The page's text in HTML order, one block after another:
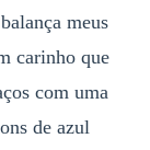
meus
carinho que
com uma
de azul